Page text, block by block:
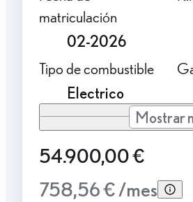
matriculación
02-2026
Tipo de combustible
Electrico
Mostrar
54.900,00 €
758,56 € /mes